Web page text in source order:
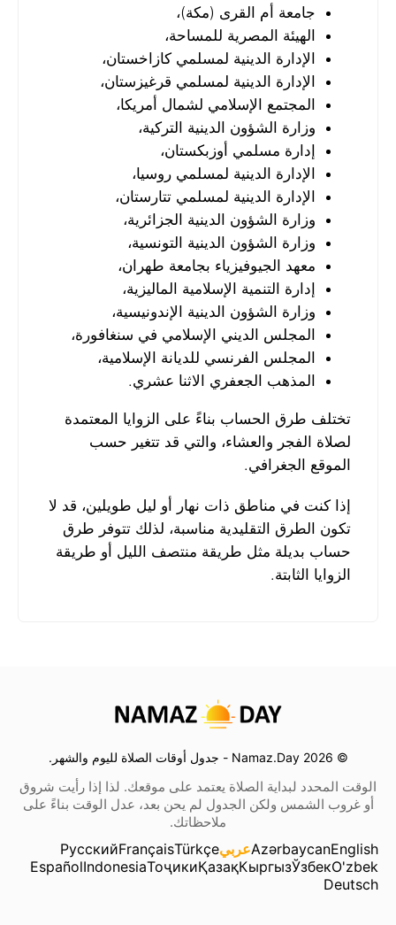
جامعة أم القرى (مكة)،
الهيئة المصرية للمساحة،
الإدارة الدينية لمسلمي كازاخستان،
الإدارة الدينية لمسلمي قرغيزستان،
المجتمع الإسلامي لشمال أمريكا،
وزارة الشؤون الدينية التركية،
إدارة مسلمي أوزبكستان،
الإدارة الدينية لمسلمي روسيا،
الإدارة الدينية لمسلمي تتارستان،
وزارة الشؤون الدينية الجزائرية،
وزارة الشؤون الدينية التونسية،
معهد الجيوفيزياء بجامعة طهران،
إدارة التنمية الإسلامية الماليزية،
وزارة الشؤون الدينية الإندونيسية،
المجلس الديني الإسلامي في سنغافورة،
المجلس الفرنسي للديانة الإسلامية،
المذهب الجعفري الاثنا عشري.
تختلف طرق الحساب بناءً على الزوايا المعتمدة
لصلاة الفجر والعشاء، والتي قد تتغير حسب
الموقع الجغرافي.
إذا كنت في مناطق ذات نهار أو ليل طويلين، قد لا
تكون الطرق التقليدية مناسبة، لذلك تتوفر طرق
حساب بديلة مثل طريقة منتصف الليل أو طريقة
الزوايا الثابتة.
© 2026 Namaz.Day - جدول أوقات الصلاة لليوم والشهر.
الوقت المحدد لبداية الصلاة يعتمد على موقعك. لذا إذا رأيت شروق
أو غروب الشمس ولكن الجدول لم يحن بعد، عدل الوقت بناءً على
ملاحظاتك.
English
AzərbaycanعربيTürkçe
Français
Русский
O'zbek
Ўзбек
Кыргыз
Қазақ
Тоҷики
Indonesia
Español
Deutsch